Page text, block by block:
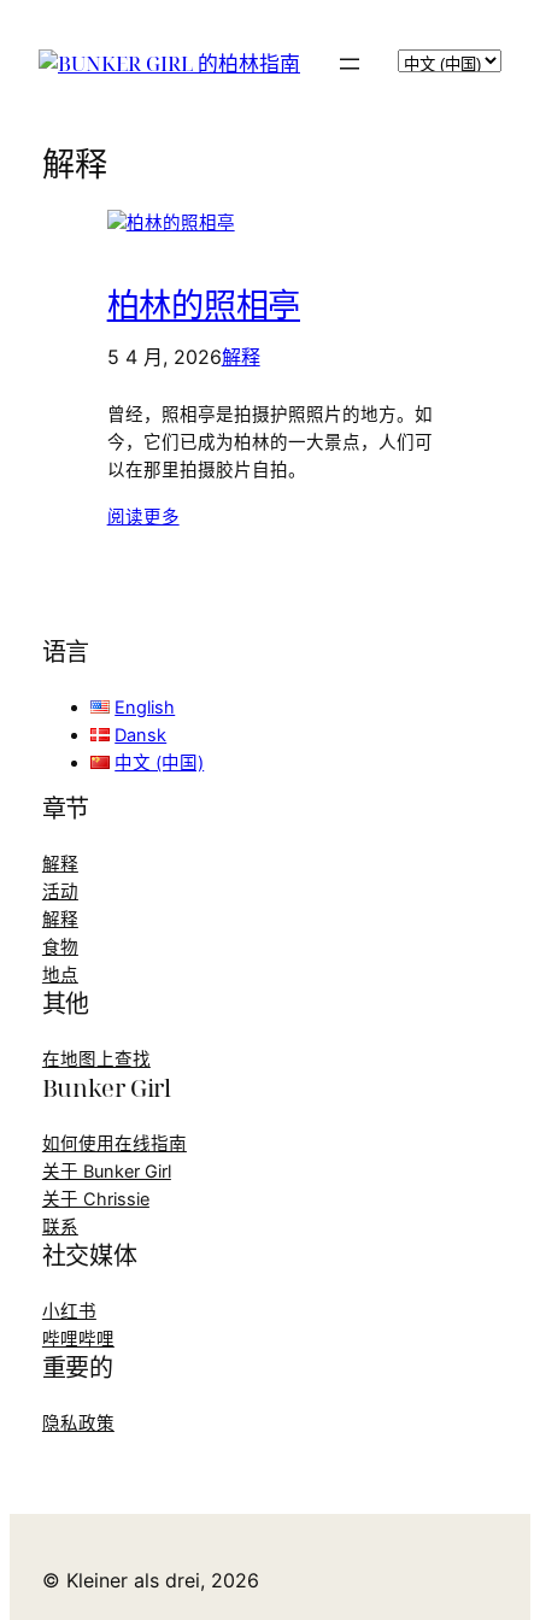
BUNKER GIRL 的柏林指南
选
解释
柏林的照相亭
5 4 月, 2026解释
曾经，照相亭是拍摄护照照片的地方。如
今，它们已成为柏林的一大景点，人们可
以在那里拍摄胶片自拍。
阅读更多
语言
English
Dansk
中文 (中国)
章节
解释
活动
解释
食物
地点
其他
在地图上查找
Bunker Girl
如何使用在线指南
关于 Bunker Girl
关于 Chrissie
联系
社交媒体
小红书
哔哩哔哩
重要的
隐私政策
© Kleiner als drei, 2026